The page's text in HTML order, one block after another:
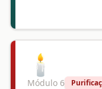
🕯️
Módulo 6